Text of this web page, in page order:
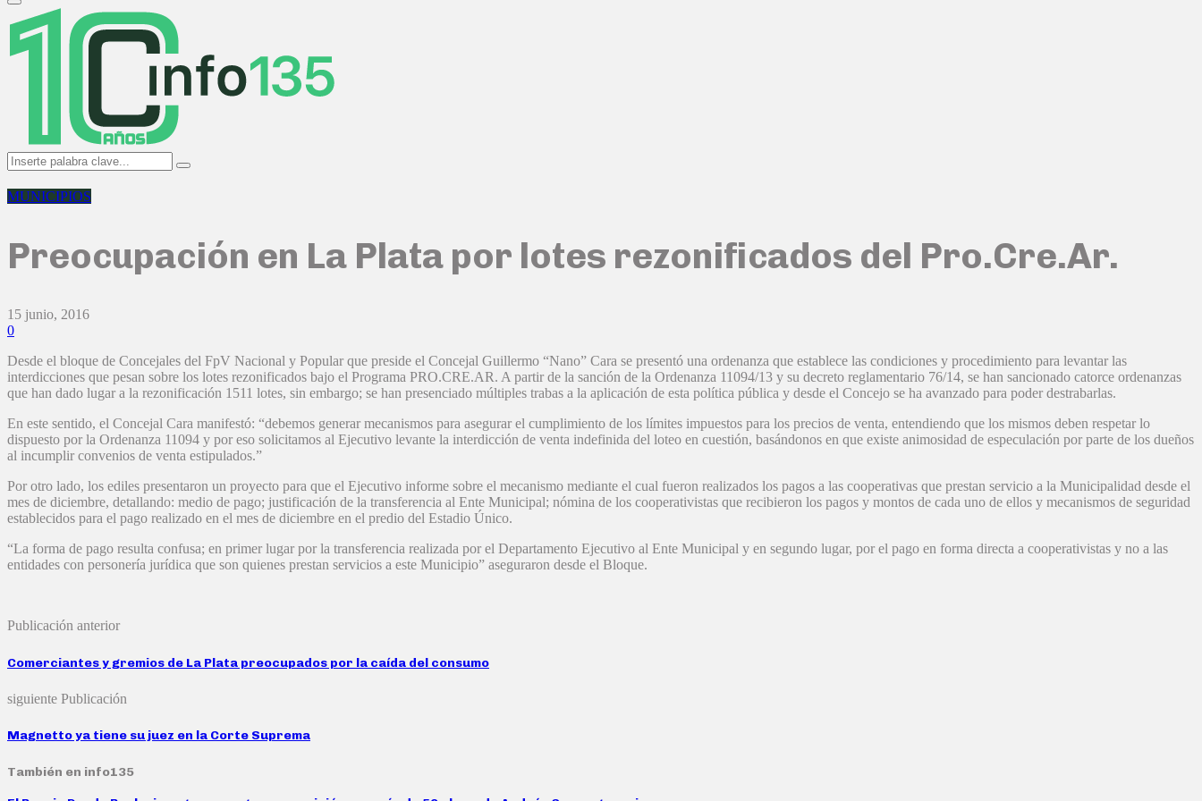
Primary
Menu
Search
for:
Search
MUNICIPIOS
Preocupación en La Plata por lotes rezonificados del Pro.Cre.Ar.
15 junio, 2016
0
Desde el bloque de Concejales del FpV Nacional y Popular que preside el Concejal Guillermo “Nano” Cara se presentó una ordenanza que establece las condiciones y procedimiento para levantar las
interdicciones que pesan sobre los lotes rezonificados bajo el Programa PRO.CRE.AR. A partir de la sanción de la Ordenanza 11094/13 y su decreto reglamentario 76/14, se han sancionado catorce ordenanzas
que han dado lugar a la rezonificación 1511 lotes, sin embargo; se han presenciado múltiples trabas a la aplicación de esta política pública y desde el Concejo se ha avanzado para poder destrabarlas.
En este sentido, el Concejal Cara manifestó: “debemos generar mecanismos para asegurar el cumplimiento de los límites impuestos para los precios de venta, entendiendo que los mismos deben respetar lo
dispuesto por la Ordenanza 11094 y por eso solicitamos al Ejecutivo levante la interdicción de venta indefinida del loteo en cuestión, basándonos en que existe animosidad de especulación por parte de los dueños
al incumplir convenios de venta estipulados.”
Por otro lado, los ediles presentaron un proyecto para que el Ejecutivo informe sobre el mecanismo mediante el cual fueron realizados los pagos a las cooperativas que prestan servicio a la Municipalidad desde el
mes de diciembre, detallando: medio de pago; justificación de la transferencia al Ente Municipal; nómina de los cooperativistas que recibieron los pagos y montos de cada uno de ellos y mecanismos de seguridad
establecidos para el pago realizado en el mes de diciembre en el predio del Estadio Único.
“La forma de pago resulta confusa; en primer lugar por la transferencia realizada por el Departamento Ejecutivo al Ente Municipal y en segundo lugar, por el pago en forma directa a cooperativistas y no a las
entidades con personería jurídica que son quienes prestan servicios a este Municipio” aseguraron desde el Bloque.
Publicación anterior
Comerciantes y gremios de La Plata preocupados por la caída del consumo
siguiente Publicación
Magnetto ya tiene su juez en la Corte Suprema
También en info135